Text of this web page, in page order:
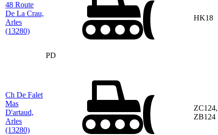
48 Route
De La Crau,
Arles
(13280)
PD
HK18
Ch De Falet
Mas
D'artaud,
Arles
(13280)
ZC124,
ZB124